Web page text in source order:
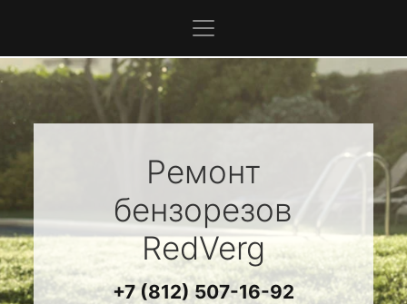
Ремонт
бензорезов
RedVerg
+7 (812) 507-16-92